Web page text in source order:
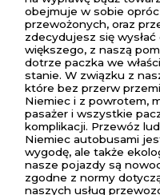
obejmuje w sobie
przewożonych, oraz
zdecydujesz się
większego, z naszą
dotrze paczka we
stanie. W związku z
które bez przerw
Niemiec i z powrotem,
pasażer i wszystkie
komplikacji. Przewóz
Niemiec autobusami
wygodę, ale także
nasze pojazdy są
zgodne z normy
naszych usług